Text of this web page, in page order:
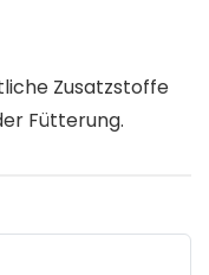
Zusatzstoffe
Fütterung.